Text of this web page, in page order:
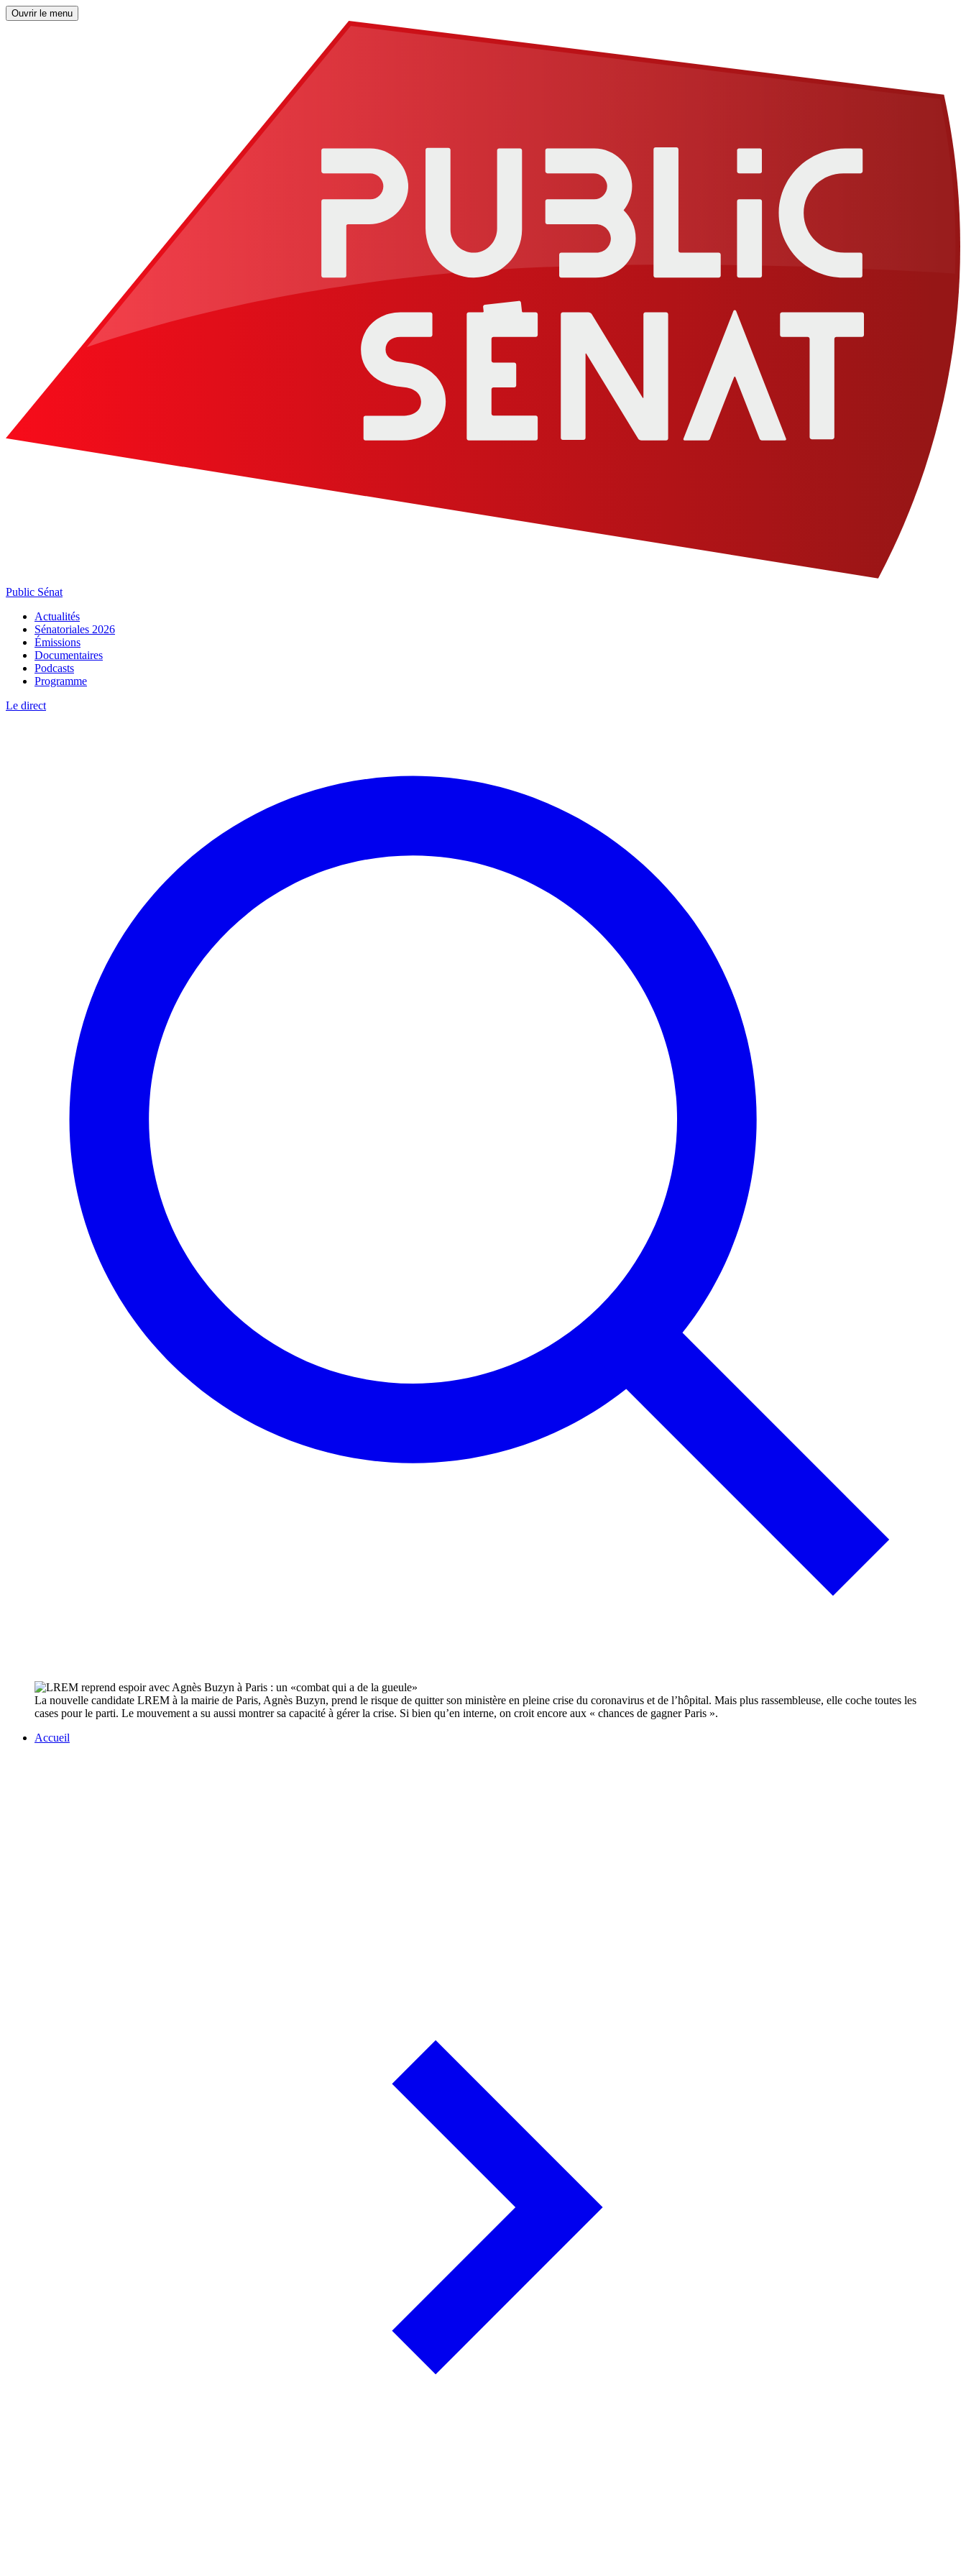
Ouvrir le menu
Public Sénat
Actualités
Sénatoriales 2026
Émissions
Documentaires
Podcasts
Programme
Le direct
La nouvelle candidate LREM à la mairie de Paris, Agnès Buzyn, prend le risque de quitter son ministère en pleine crise du coronavirus et de l’hôpital. Mais plus rassembleuse, elle coche toutes les
cases pour le parti. Le mouvement a su aussi montrer sa capacité à gérer la crise. Si bien qu’en interne, on croit encore aux « chances de gagner Paris ».
Accueil